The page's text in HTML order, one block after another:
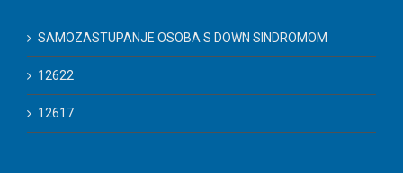
SAMOZASTUPANJE OSOBA S DOWN SINDROMOM
12622
12617